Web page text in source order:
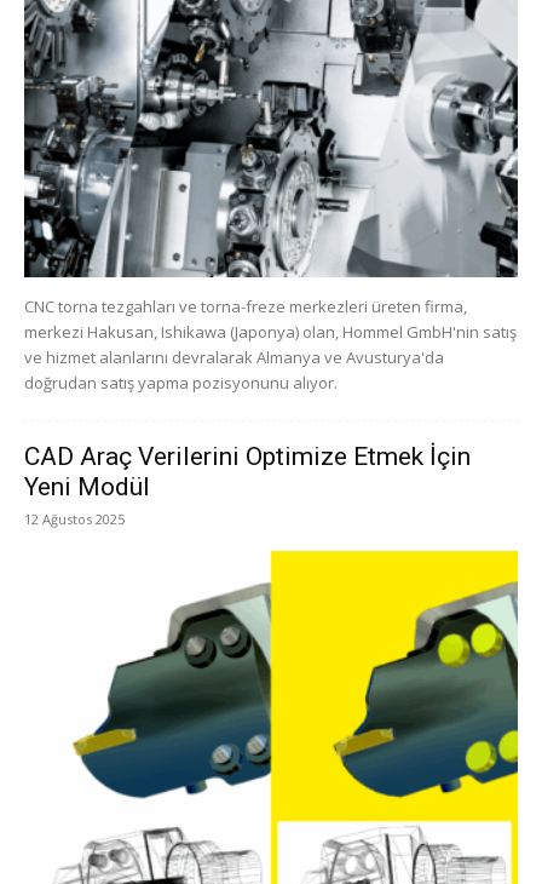
CNC torna tezgahları ve torna-freze merkezleri üreten firma,
merkezi Hakusan, Ishikawa (Japonya) olan, Hommel GmbH'nin satış
ve hizmet alanlarını devralarak Almanya ve Avusturya'da
doğrudan satış yapma pozisyonunu alıyor.
CAD Araç Verilerini Optimize Etmek İçin
Yeni Modül
12 Ağustos 2025